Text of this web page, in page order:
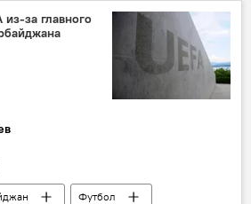
за главного
Футбол